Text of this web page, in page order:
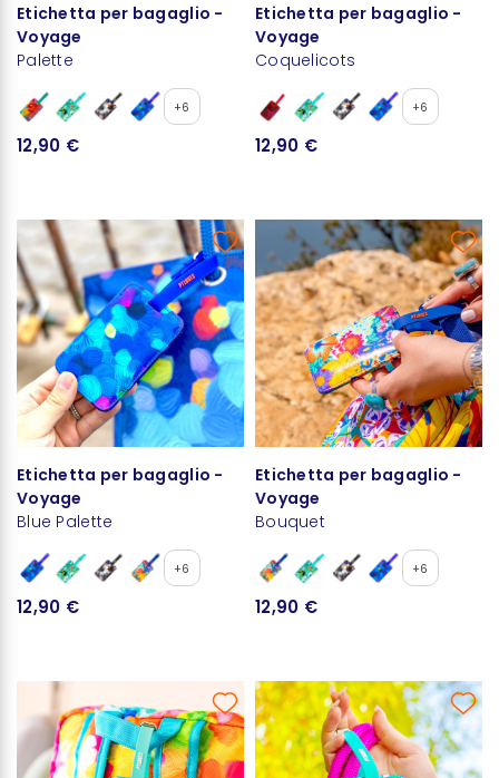
Etichetta per bagaglio -
Voyage
Palette
+6
12,90 €
Etichetta per bagaglio -
Voyage
Coquelicots
+6
12,90 €
Etichetta per bagaglio -
Voyage
Blue Palette
+6
12,90 €
Etichetta per bagaglio -
Voyage
Bouquet
+6
12,90 €